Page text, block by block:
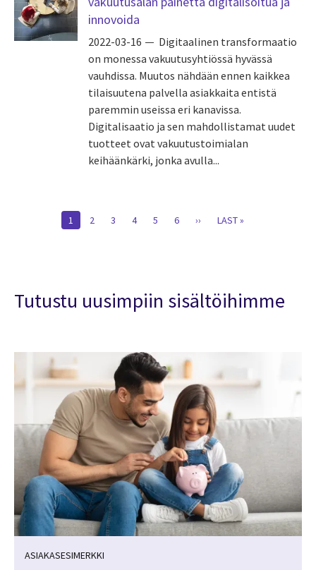
innovoida
2022-03-16
Digitaalinen transformaatio
on monessa vakuutusyhtiössä hyvässä
vauhdissa. Muutos nähdään ennen kaikkea
tilaisuutena palvella asiakkaita entistä
paremmin useissa eri kanavissa.
Digitalisaatio ja sen mahdollistamat uudet
tuotteet ovat vakuutustoimialan
keihäänkärki, jonka avulla...
Pagination CURRENT
1 PAGE
2 PAGE
3 PAGE
4 PAGE
5 PAGE
6
NEXT
››
LAST
LAST »
Tutustu uusimpiin sisältöihimme
ASIAKASESIMERKKI